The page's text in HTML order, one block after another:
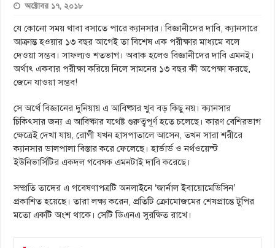
অক্টোবর ১৭, ২০১৮
যে কোনো সময় থাবা বসাতে পারে ক্যানসার। বিজ্ঞানীদের দাবি, ক্যানসারে
আক্রান্ত হওয়ার ১৩ বছর আগেই তা বিশেষ এক পরীক্ষার মাধ্যমে বলে
দেওয়া সম্ভব। সাফল্যও শতভাগ। অবাক হলেও বিজ্ঞানীদের দাবি এমনই।
অর্থাৎ একবার পরীক্ষা করিয়ে নিলে সামনের ১৩ বছর কী অপেক্ষা করছে,
জেনে যাওয়া সম্ভব!
সে অর্থে বিজ্ঞানের দুনিয়ায় এ আবিষ্কার খুব বড় কিছু নয়। ক্যানসার
চিকিৎসার জন্য এ আবিষ্কার যথেষ্ট গুরুত্বপূর্ণ হতে চলেছে। কারণ বেশিরভাগ
ক্ষেত্রেই দেখা যায়, রোগী যখন হাসপাতালে আসেন, তখন সারা শরীরে
ক্যানসার ডালপালা বিস্তার করে ফেলেছে। হার্ভার্ড ও নর্থওয়েস্ট
ইউনিভার্সিটির একদল গবেষক এমনটাই দাবি করেছে।
সম্প্রতি তাদের এ গবেষণাপত্রটি অনলাইনে ‘জার্নাল ইবায়োমেডিসিন’
প্রকাশিত হয়েছে। তারা লক্ষ্য করেন, প্রতিটি ক্রোমোজমের শেষপ্রান্তে টুপির
মতো একটি অংশ থাকে। সেটি ডিএনএ সুরক্ষিত রাখে।